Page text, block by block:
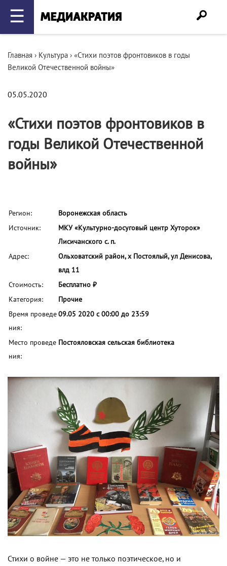
☰
Главная › Культура › «Стихи поэтов фронтовиков в годы
Великой Отечественной войны»
05.05.2020
«Стихи поэтов фронтовиков в
годы Великой Отечественной
войны»
Регион:
Воронежская область
Источник:
МКУ «Культурно-досуговый центр Хуторок»
Лисичанского с. п.
Адрес:
Ольховатский район, х Постоялый, ул Денисова,
влд 11
Стоимость:
Бесплатно ₽
Категория:
Прочие
Время проведе
ния:
09.05 2020 с 00:00 до 23:59
Место проведе
ния:
Постояловская сельская библиотека
Стихи о войне — это не только поэтическое, но и